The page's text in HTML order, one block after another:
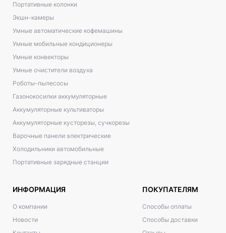
Портативные колонки
Экшн-камеры
Умные автоматические кофемашины
Умные мобильные кондиционеры
Умные конвекторы
Умные очистители воздуха
Роботы-пылесосы
Газонокосилки аккумуляторные
Аккумуляторные культиваторы
Аккумуляторные кусторезы, сучкорезы
Варочные панели электрические
Холодильники автомобильные
Портативные зарядные станции
ИНФОРМАЦИЯ
О компании
Новости
ПОКУПАТЕЛЯМ
Способы оплаты
Способы доставки